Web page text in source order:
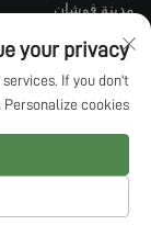
مدينة فوشان
+86-15913101899
your privacy
If you don't
cookies.